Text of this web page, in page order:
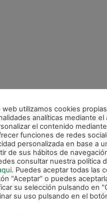
web utilizamos cookies
analíticas mediante el
el contenido
funciones de redes
personalizada en base a
de sus hábitos de
consultar nuestra política
. Puedes aceptar todas las
“Aceptar” o puedes
su selección pulsando en
su uso pulsando en el